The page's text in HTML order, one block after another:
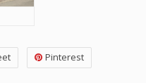
Pinterest